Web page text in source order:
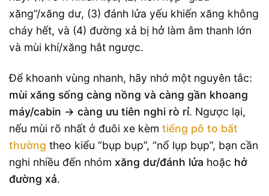
xăng”/xăng dư, (3) đánh lửa yếu khiến xăng không
cháy hết, và (4) đường xả bị hở làm âm thanh lớn
và mùi khí/xăng hắt ngược.
Để khoanh vùng nhanh, hãy nhớ một nguyên tắc:
mùi xăng sống càng nồng và càng gần khoang
máy/cabin → càng ưu tiên nghi rò rỉ. Ngược lại,
nếu mùi rõ nhất ở đuôi xe kèm tiếng pô to bất
thường theo kiểu “bụp bụp”, “nổ lụp bụp”, bạn cần
nghi nhiều đến nhóm xăng dư/đánh lửa hoặc hở
đường xả.